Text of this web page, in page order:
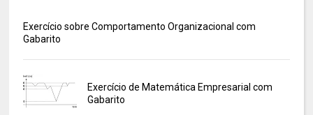
Exercício sobre Comportamento Organizacional com
Gabarito
Exercício de Matemática Empresarial com
Gabarito